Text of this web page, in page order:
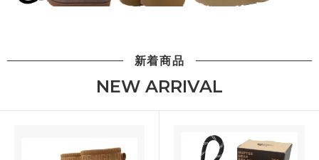
新着商品
NEW ARRIVAL